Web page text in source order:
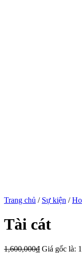
Trang chủ / Sự kiện /
Tài cát
1,600,000₫ Giá gốc là: